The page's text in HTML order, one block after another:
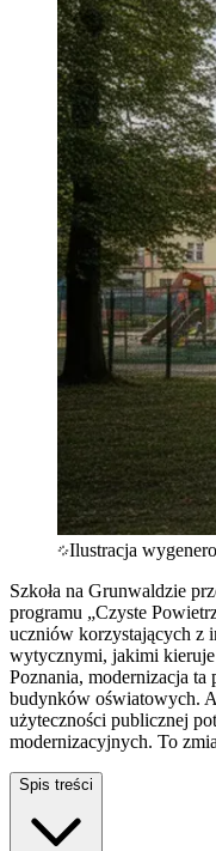
Ilustracja
Szkoła na Grunwaldzie
programu „Czyste
uczniów korzystających z
wytycznymi, jakimi kieruje
Poznania, modernizacja ta
budynków oświatowych.
użyteczności publicznej
modernizacyjnych. To
Spis treści